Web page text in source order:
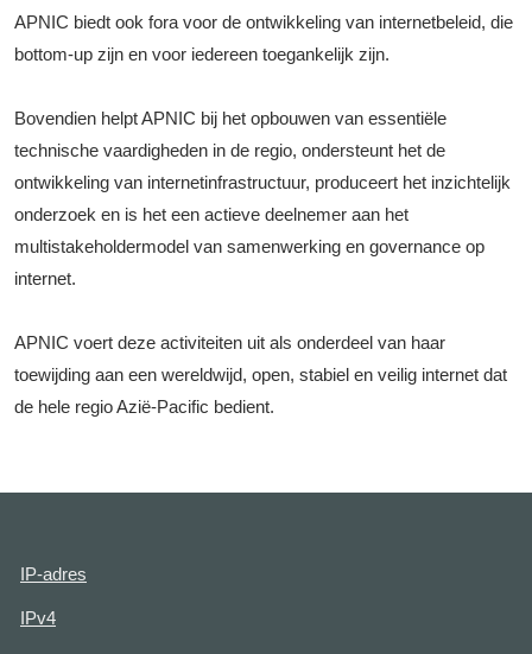
APNIC biedt ook fora voor de ontwikkeling van internetbeleid, die
bottom-up zijn en voor iedereen toegankelijk zijn.
Bovendien helpt APNIC bij het opbouwen van essentiële
technische vaardigheden in de regio, ondersteunt het de
ontwikkeling van internetinfrastructuur, produceert het inzichtelijk
onderzoek en is het een actieve deelnemer aan het
multistakeholdermodel van samenwerking en governance op
internet.
APNIC voert deze activiteiten uit als onderdeel van haar
toewijding aan een wereldwijd, open, stabiel en veilig internet dat
de hele regio Azië-Pacific bedient.
IP-adres
IPv4